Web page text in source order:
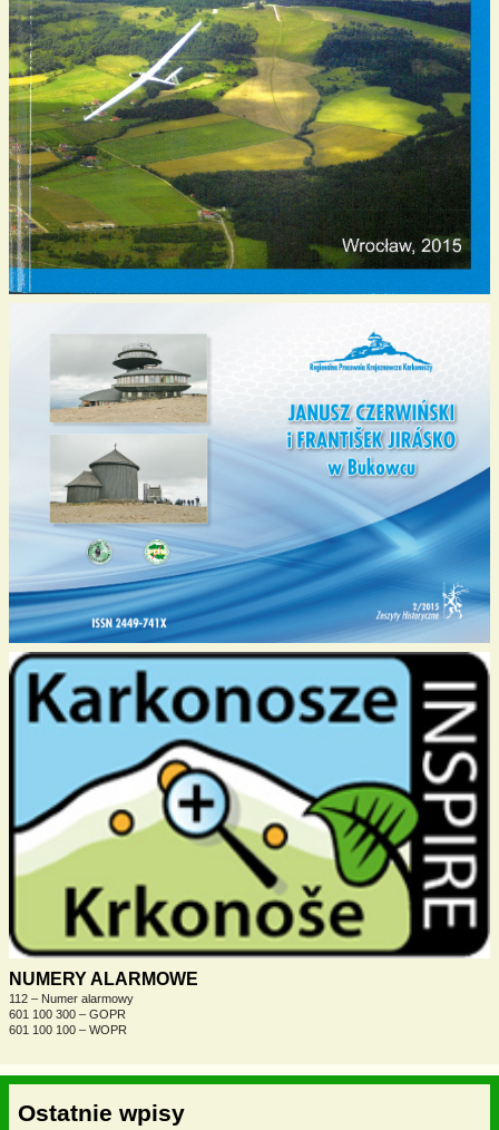
NUMERY ALARMOWE
112 – Numer alarmowy
601 100 300 – GOPR
601 100 100 – WOPR
Ostatnie wpisy